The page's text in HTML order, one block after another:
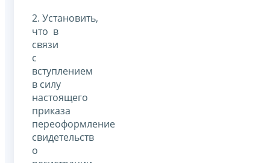
2. Установить,
что в
связи
с
вступлением
в силу
настоящего
приказа
переоформление
свидетельств
о